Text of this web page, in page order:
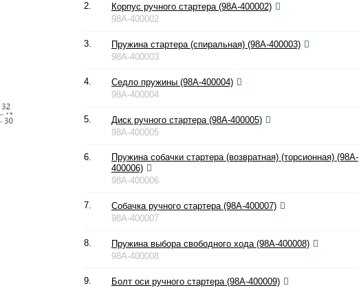
2.
Корпус ручного стартера (98A-400002)
98A-400002
3.
Пружина стартера (спиральная) (98A-400003)
98A-400003
4.
Седло пружины (98A-400004)
98A-400004
5.
Диск ручного стартера (98A-400005)
98A-400005
6.
Пружина собачки стартера (возвратная) (торсионная) (98A-
400006)
98A-400006
7.
Собачка ручного стартера (98A-400007)
98A-400007
8.
Пружина выбора свободного хода (98A-400008)
98A-400008
9.
Болт оси ручного стартера (98A-400009)